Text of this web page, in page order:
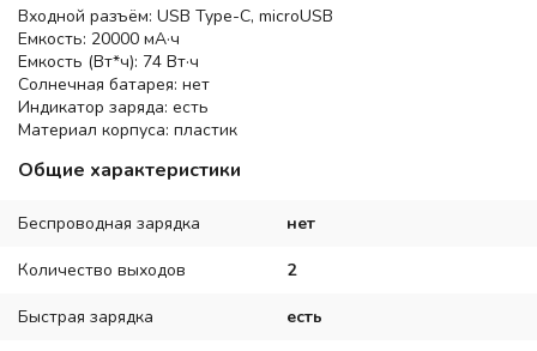
Входной разъём: USB Type-C, microUSB
Емкость: 20000 мА·ч
Емкость (Вт*ч): 74 Вт·ч
Солнечная батарея: нет
Индикатор заряда: есть
Материал корпуса: пластик
Общие характеристики
Беспроводная зарядка нет
Количество выходов 2
Быстрая зарядка есть